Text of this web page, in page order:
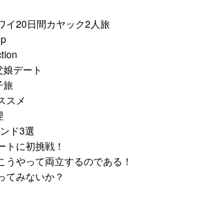
イ20日間カヤック2人旅
娘デート
旅
スメ
ド3選
トに初挑戦！
うやって両立するのである！
てみないか？